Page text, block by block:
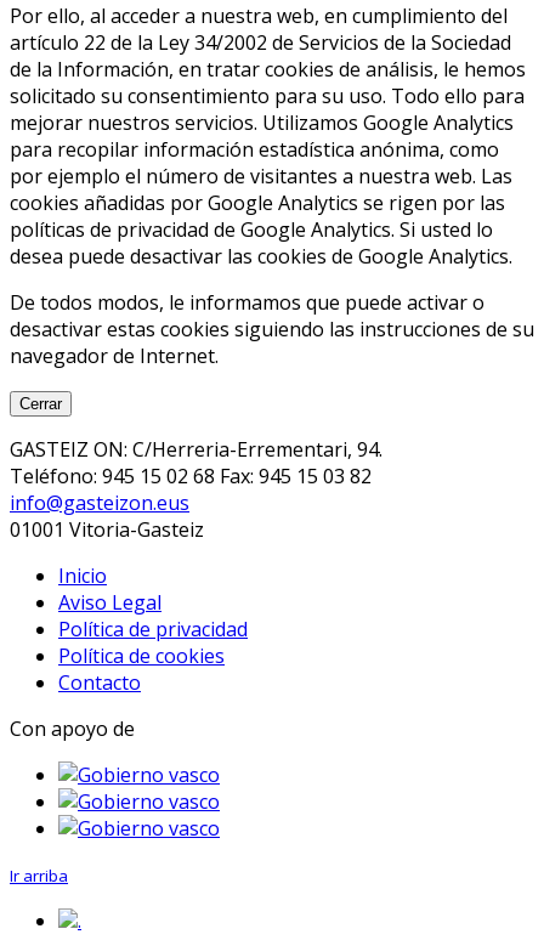
Por ello, al acceder a nuestra web, en cumplimiento del
artículo 22 de la Ley 34/2002 de Servicios de la Sociedad
de la Información, en tratar cookies de análisis, le hemos
solicitado su consentimiento para su uso. Todo ello para
mejorar nuestros servicios. Utilizamos Google Analytics
para recopilar información estadística anónima, como
por ejemplo el número de visitantes a nuestra web. Las
cookies añadidas por Google Analytics se rigen por las
políticas de privacidad de Google Analytics. Si usted lo
desea puede desactivar las cookies de Google Analytics.
De todos modos, le informamos que puede activar o
desactivar estas cookies siguiendo las instrucciones de su
navegador de Internet.
Cerrar
GASTEIZ ON: C/Herreria-Errementari, 94.
Teléfono: 945 15 02 68 Fax: 945 15 03 82
info@gasteizon.eus
01001 Vitoria-Gasteiz
Inicio
Aviso Legal
Política de privacidad
Política de cookies
Contacto
Con apoyo de
Ir arriba
.